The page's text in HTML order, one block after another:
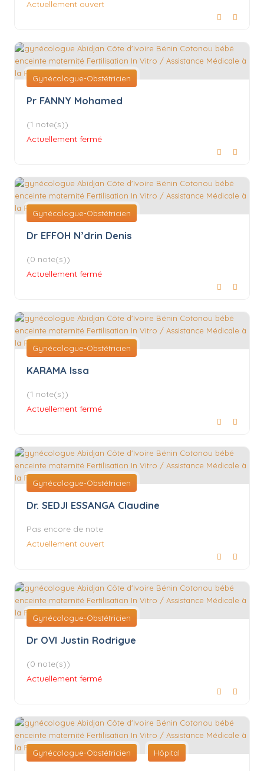
Actuellement ouvert
Gynécologue-Obstétricien
Pr FANNY Mohamed
(1 note(s))
Actuellement fermé
Gynécologue-Obstétricien
Dr EFFOH N’drin Denis
(0 note(s))
Actuellement fermé
Gynécologue-Obstétricien
KARAMA Issa
(1 note(s))
Actuellement fermé
Gynécologue-Obstétricien
Dr. SEDJI ESSANGA Claudine
Pas encore de note
Actuellement ouvert
Gynécologue-Obstétricien
Dr OVI Justin Rodrigue
(0 note(s))
Actuellement fermé
Gynécologue-Obstétricien Hôpital